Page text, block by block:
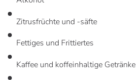
Zitrusfrüchte und -säfte
Fettiges und Frittiertes
Kaffee und koffeinhaltige Getränke